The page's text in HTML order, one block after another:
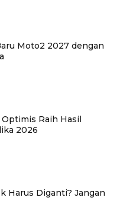
Moto2 2027 dengan
Raih Hasil
2026
Harus Diganti? Jangan